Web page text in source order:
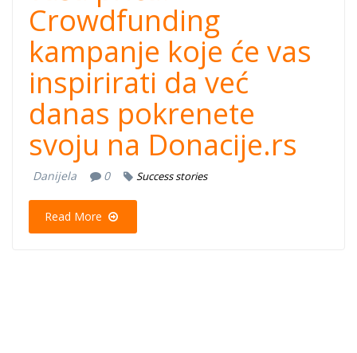
Crowdfunding
kampanje koje će vas
inspirirati da već
danas pokrenete
svoju na Donacije.rs
Danijela 0 Success stories
Read More